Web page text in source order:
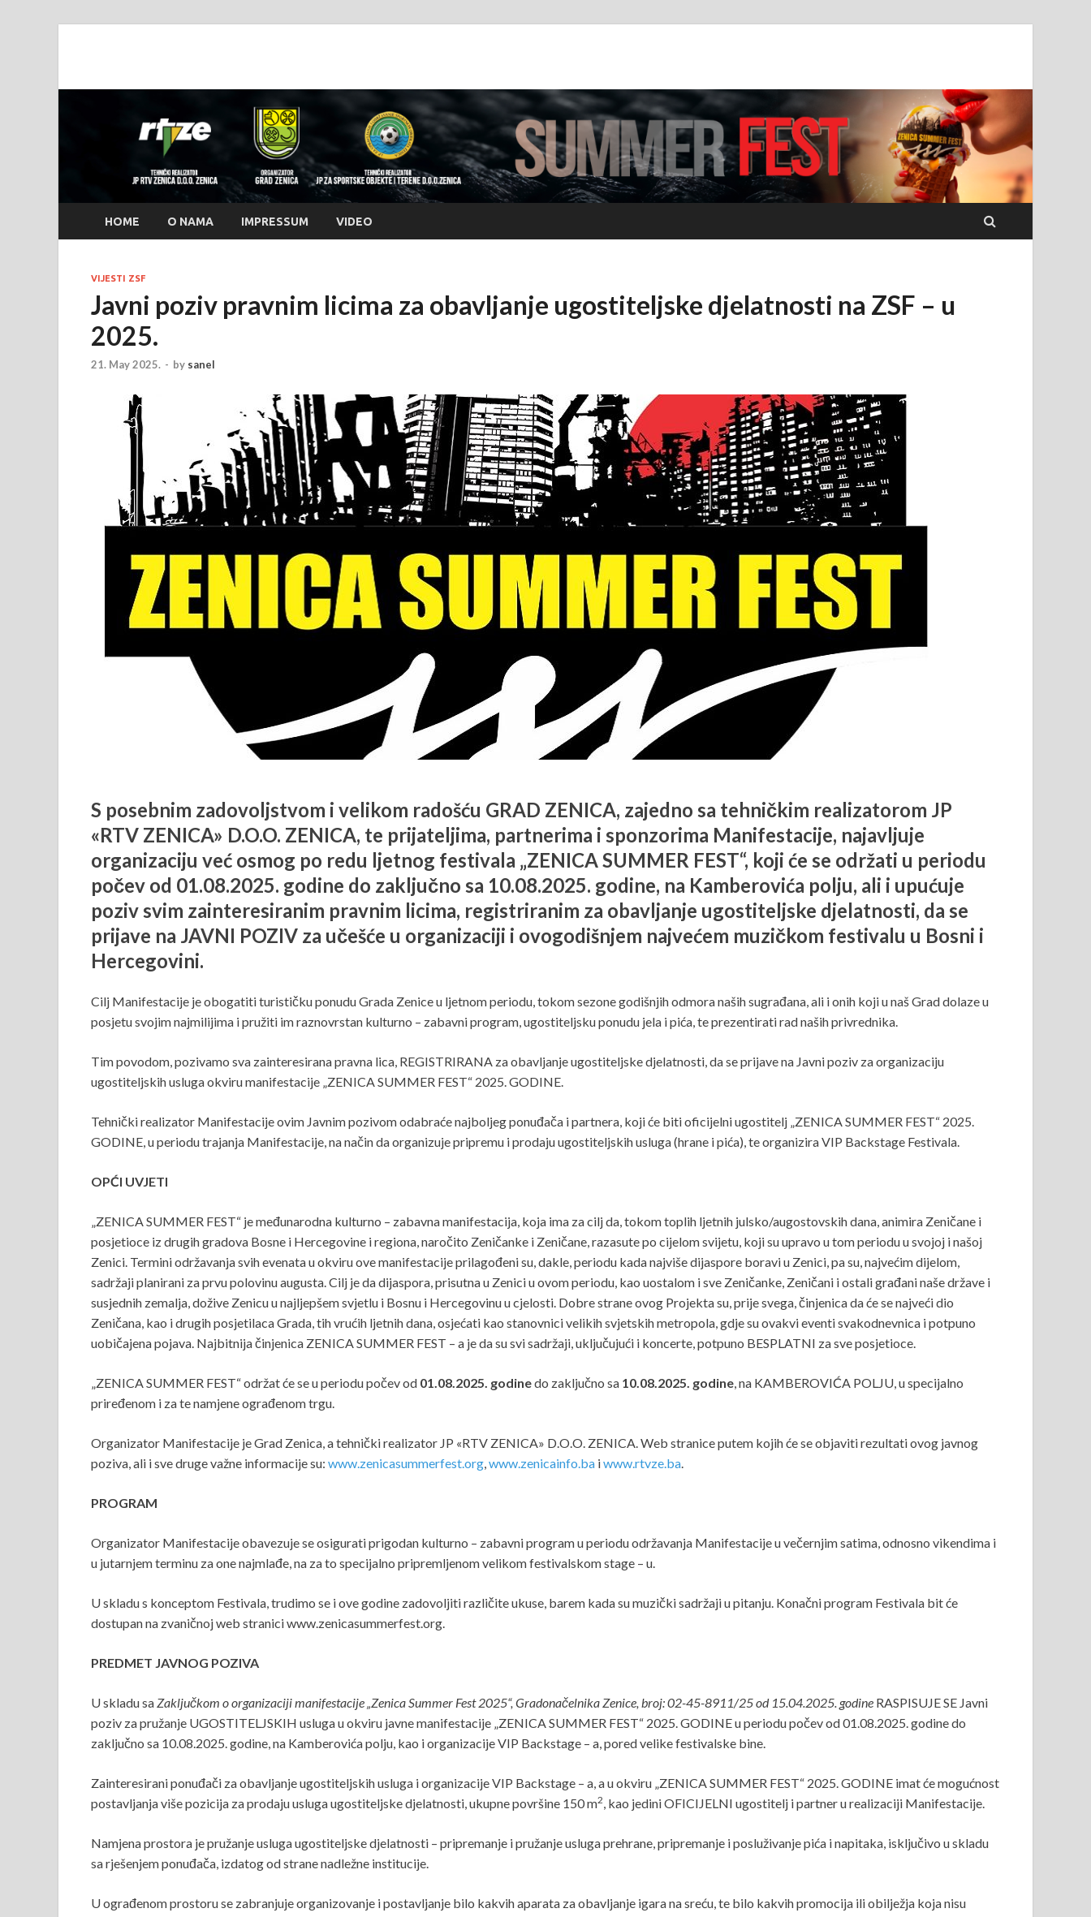
www.zenicasummerfest.org
HOME O NAMA IMPRESSUM VIDEO
VIJESTI ZSF
Javni poziv pravnim licima za obavljanje ugostiteljske djelatnosti na ZSF – u
2025.
21. May 2025. - by sanel
S posebnim zadovoljstvom i velikom radošću GRAD ZENICA, zajedno sa tehničkim realizatorom JP
«RTV ZENICA» D.O.O. ZENICA, te prijateljima, partnerima i sponzorima Manifestacije, najavljuje
organizaciju već osmog po redu ljetnog festivala „ZENICA SUMMER FEST“, koji će se održati u periodu
počev od 01.08.2025. godine do zaključno sa 10.08.2025. godine, na Kamberovića polju, ali i upućuje
poziv svim zainteresiranim pravnim licima, registriranim za obavljanje ugostiteljske djelatnosti, da se
prijave na JAVNI POZIV za učešće u organizaciji i ovogodišnjem najvećem muzičkom festivalu u Bosni i
Hercegovini.
Cilj Manifestacije je obogatiti turističku ponudu Grada Zenice u ljetnom periodu, tokom sezone godišnjih odmora naših sugrađana, ali i onih koji u naš Grad dolaze u
posjetu svojim najmilijima i pružiti im raznovrstan kulturno – zabavni program, ugostiteljsku ponudu jela i pića, te prezentirati rad naših privrednika.
Tim povodom, pozivamo sva zainteresirana pravna lica, REGISTRIRANA za obavljanje ugostiteljske djelatnosti, da se prijave na Javni poziv za organizaciju
ugostiteljskih usluga okviru manifestacije „ZENICA SUMMER FEST“ 2025. GODINE.
Tehnički realizator Manifestacije ovim Javnim pozivom odabraće najboljeg ponuđača i partnera, koji će biti oficijelni ugostitelj „ZENICA SUMMER FEST“ 2025.
GODINE, u periodu trajanja Manifestacije, na način da organizuje pripremu i prodaju ugostiteljskih usluga (hrane i pića), te organizira VIP Backstage Festivala.
OPĆI UVJETI
„ZENICA SUMMER FEST“ je međunarodna kulturno – zabavna manifestacija, koja ima za cilj da, tokom toplih ljetnih julsko/augostovskih dana, animira Zeničane i
posjetioce iz drugih gradova Bosne i Hercegovine i regiona, naročito Zeničanke i Zeničane, razasute po cijelom svijetu, koji su upravo u tom periodu u svojoj i našoj
Zenici. Termini održavanja svih evenata u okviru ove manifestacije prilagođeni su, dakle, periodu kada najviše dijaspore boravi u Zenici, pa su, najvećim dijelom,
sadržaji planirani za prvu polovinu augusta. Cilj je da dijaspora, prisutna u Zenici u ovom periodu, kao uostalom i sve Zeničanke, Zeničani i ostali građani naše države i
susjednih zemalja, dožive Zenicu u najljepšem svjetlu i Bosnu i Hercegovinu u cjelosti. Dobre strane ovog Projekta su, prije svega, činjenica da će se najveći dio
Zeničana, kao i drugih posjetilaca Grada, tih vrućih ljetnih dana, osjećati kao stanovnici velikih svjetskih metropola, gdje su ovakvi eventi svakodnevnica i potpuno
uobičajena pojava. Najbitnija činjenica ZENICA SUMMER FEST – a je da su svi sadržaji, uključujući i koncerte, potpuno BESPLATNI za sve posjetioce.
„ZENICA SUMMER FEST“ održat će se u periodu počev od 01.08.2025. godinedo zaključno sa 10.08.2025. godine , na KAMBEROVIĆA POLJU, u specijalno
priređenom i za te namjene ograđenom trgu.
Organizator Manifestacije je Grad Zenica, a tehnički realizator JP «RTV ZENICA» D.O.O. ZENICA. Web stranice putem kojih će se objaviti rezultati ovog javnog
poziva, ali i sve druge važne informacije su: www.zenicasummerfest.org www.zenicainfo.ba iwww.rtvze.ba
PROGRAM
Organizator Manifestacije obavezuje se osigurati prigodan kulturno – zabavni program u periodu održavanja Manifestacije u večernjim satima, odnosno vikendima i
u jutarnjem terminu za one najmlađe, na za to specijalno pripremljenom velikom festivalskom stage – u.
U skladu s konceptom Festivala, trudimo se i ove godine zadovoljiti različite ukuse, barem kada su muzički sadržaji u pitanju. Konačni program Festivala bit će
dostupan na zvaničnoj web stranici www.zenicasummerfest.org.
PREDMET JAVNOG POZIVA
U skladu sa Zaključkom o organizaciji manifestacije „Zenica Summer Fest 2025“, Gradonačelnika Zenice, broj: 02-45-8911/25 od 15.04.2025. godine RASPISUJE SE Javni
poziv za pružanje UGOSTITELJSKIH usluga u okviru javne manifestacije „ZENICA SUMMER FEST“ 2025. GODINE u periodu počev od 01.08.2025. godine do
zaključno sa 10.08.2025. godine, na Kamberovića polju, kao i organizacije VIP Backstage – a, pored velike festivalske bine.
Zainteresirani ponuđači za obavljanje ugostiteljskih usluga i organizacije VIP Backstage – a, a u okviru „ZENICA SUMMER FEST“ 2025. GODINE imat će mogućnost
postavljanja više pozicija za prodaju usluga ugostiteljske djelatnosti, ukupne površine 150 m2 , kao jedini OFICIJELNI ugostitelj i partner u realizaciji Manifestacije.
Namjena prostora je pružanje usluga ugostiteljske djelatnosti – pripremanje i pružanje usluga prehrane, pripremanje i posluživanje pića i napitaka, isključivo u skladu
sa rješenjem ponuđača, izdatog od strane nadležne institucije.
U ograđenom prostoru se zabranjuje organizovanje i postavljanje bilo kakvih aparata za obavljanje igara na sreću, te bilo kakvih promocija ili obilježja koja nisu